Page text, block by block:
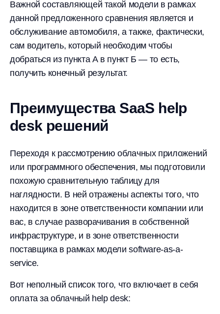
Важной составляющей такой модели в рамках
данной предложенного сравнения является и
обслуживание автомобиля, а также, фактически,
сам водитель, который необходим чтобы
добраться из пункта А в пункт Б — то есть,
получить конечный результат.
Преимущества SaaS help
desk решений
Переходя к рассмотрению облачных приложений
или программного обеспечения, мы подготовили
похожую сравнительную таблицу для
наглядности. В ней отражены аспекты того, что
находится в зоне ответственности компании или
вас, в случае разворачивания в собственной
инфраструктуре, и в зоне ответственности
поставщика в рамках модели software-as-a-
service.
Вот неполный список того, что включает в себя
оплата за облачный help desk: